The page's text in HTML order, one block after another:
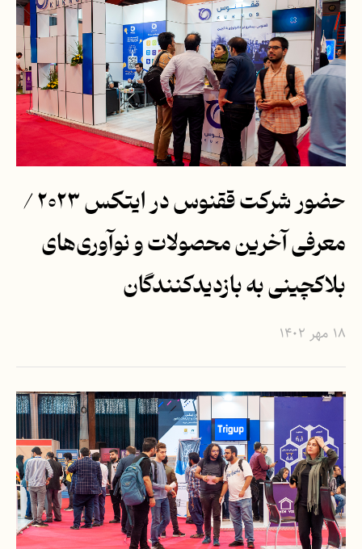
حضور شرکت ققنوس در ایتکس ۲۰۲۳ /
معرفی آخرین محصولات و نوآوری‌های
بلاکچینی به بازدیدکنندگان
۱۸ مهر ۱۴۰۲